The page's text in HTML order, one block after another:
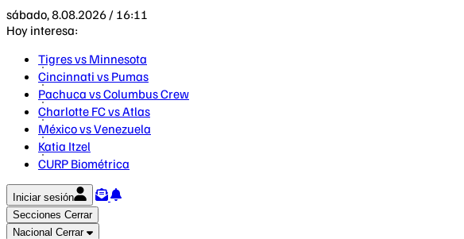
sábado, 8.08.2026 / 16:11
Hoy interesa:
Tigres vs Minnesota
Cincinnati vs Pumas
Pachuca vs Columbus Crew
Charlotte FC vs Atlas
México vs Venezuela
Katia Itzel
CURP Biométrica
Iniciar sesión
Secciones Cerrar
Nacional Cerrar